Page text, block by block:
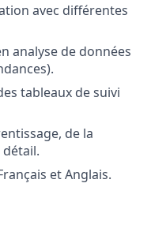
avec différentes
analyse de données
tableaux de suivi
de la
et Anglais.